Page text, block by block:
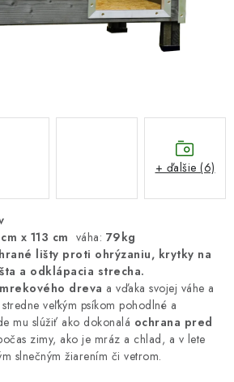
Pravidlá súťaží na Facebooku
x 113 cm váha: 79kg
lišty proti ohrýzaniu, krytky na
a odklápacia strecha.
dreva a vďaka svojej váhe a
veľkým psíkom pohodlné a
mu slúžiť ako dokonalá ochrana pred
zimy, ako je mráz a chlad, a v lete
slnečným žiarením či vetrom.
+ ďalšie (6)